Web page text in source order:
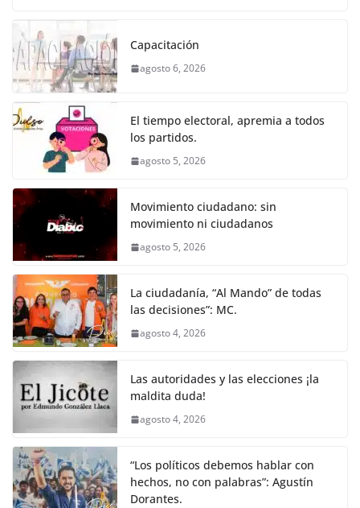
k
c
e
b
o
o
k
itt
er s
A
p
e
n
er
Capacitación
agosto 6, 2026
El tiempo electoral, apremia a todos
los partidos.
agosto 5, 2026
Movimiento ciudadano: sin
movimiento ni ciudadanos
agosto 5, 2026
La ciudadanía, “Al Mando” de todas
las decisiones”: MC.
agosto 4, 2026
Las autoridades y las elecciones ¡la
maldita duda!
agosto 4, 2026
“Los políticos debemos hablar con
hechos, no con palabras”: Agustín
Dorantes.